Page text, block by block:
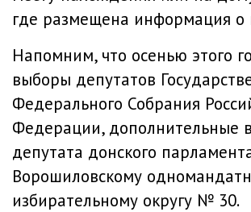
где размещена информация о
Напомним, что осенью этого
выборы депутатов
Федерального Собрания
Федерации, дополнительные
депутата донского
Ворошиловскому
избирательному округу № 30.